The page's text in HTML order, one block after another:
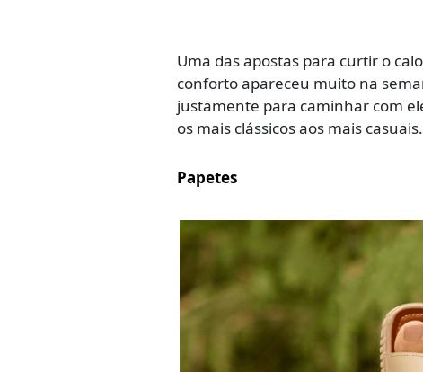
Uma das apostas para curtir o
conforto apareceu muito na
justamente para caminhar com
os mais clássicos aos mais casuais.
Papetes